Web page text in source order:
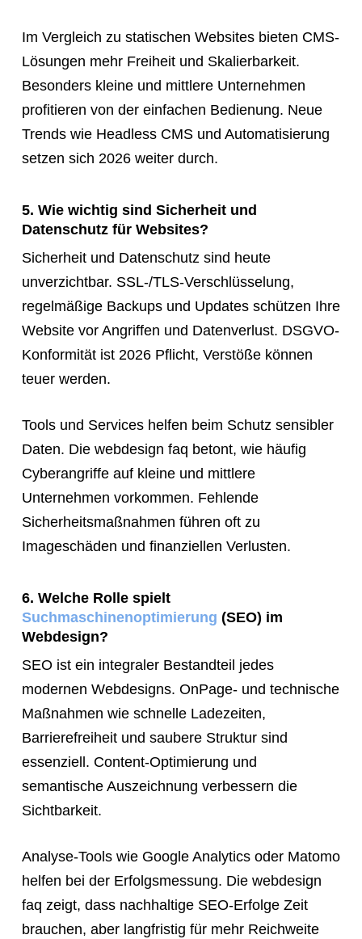
Im Vergleich zu statischen Websites bieten CMS-
Lösungen mehr Freiheit und Skalierbarkeit.
Besonders kleine und mittlere Unternehmen
profitieren von der einfachen Bedienung. Neue
Trends wie Headless CMS und Automatisierung
setzen sich 2026 weiter durch.
5. Wie wichtig sind Sicherheit und
Datenschutz für Websites?
Sicherheit und Datenschutz sind heute
unverzichtbar. SSL-/TLS-Verschlüsselung,
regelmäßige Backups und Updates schützen Ihre
Website vor Angriffen und Datenverlust. DSGVO-
Konformität ist 2026 Pflicht, Verstöße können
teuer werden.
Tools und Services helfen beim Schutz sensibler
Daten. Die webdesign faq betont, wie häufig
Cyberangriffe auf kleine und mittlere
Unternehmen vorkommen. Fehlende
Sicherheitsmaßnahmen führen oft zu
Imageschäden und finanziellen Verlusten.
6. Welche Rolle spielt
Suchmaschinenoptimierung (SEO) im
Webdesign?
SEO ist ein integraler Bestandteil jedes
modernen Webdesigns. OnPage- und technische
Maßnahmen wie schnelle Ladezeiten,
Barrierefreiheit und saubere Struktur sind
essenziell. Content-Optimierung und
semantische Auszeichnung verbessern die
Sichtbarkeit.
Analyse-Tools wie Google Analytics oder Matomo
helfen bei der Erfolgsmessung. Die webdesign
faq zeigt, dass nachhaltige SEO-Erfolge Zeit
brauchen, aber langfristig für mehr Reichweite